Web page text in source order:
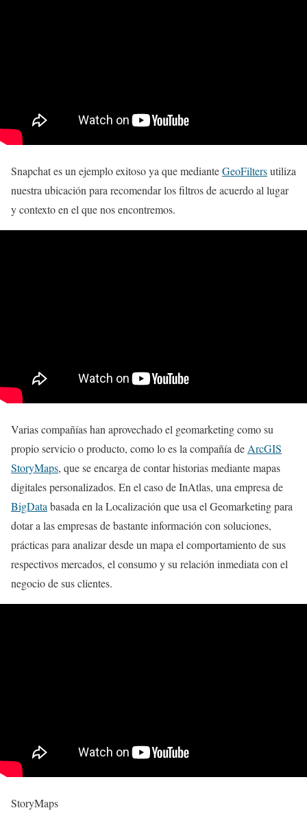
Snapchat es un ejemplo exitoso ya que medianteGeoFiltersutiliza
nuestra ubicación para recomendar los filtros de acuerdo al lugar
y contexto en el que nos encontremos.
Varias compañías han aprovechado el geomarketing como su
propio servicio o producto, como lo es la compañía de ArcGIS
StoryMaps, que se encarga de contar historias mediante mapas
digitales personalizados. En el caso de InAtlas, una empresa de
BigData basada en la Localización que usa el Geomarketing para
dotar a las empresas de bastante información con soluciones,
prácticas para analizar desde un mapa el comportamiento de sus
respectivos mercados, el consumo y su relación inmediata con el
negocio de sus clientes.
StoryMaps